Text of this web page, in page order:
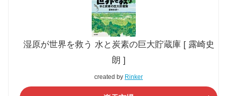
湿原が世界を救う 水と炭素の巨大貯蔵庫 [ 露崎史
朗 ]
created by Rinker